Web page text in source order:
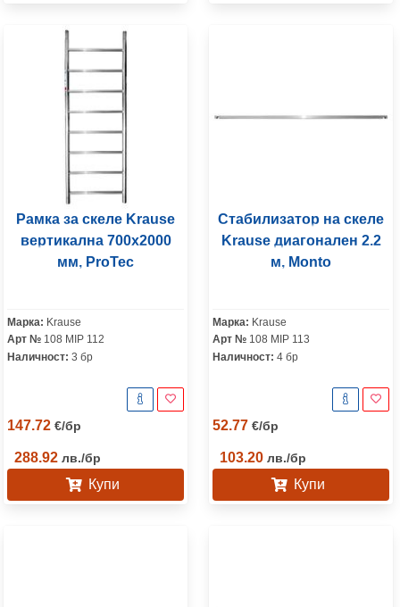
Рамка за скеле Krause
вертикална 700х2000
мм, ProTec
Марка: Krause
Арт № 108 MIP 112
Наличност: 3 бр
147.72 €/бр
288.92 лв./бр
Купи
Стабилизатор на скеле
Krause диагонален 2.2
м, Monto
Марка: Krause
Арт № 108 MIP 113
Наличност: 4 бр
52.77 €/бр
103.20 лв./бр
Купи